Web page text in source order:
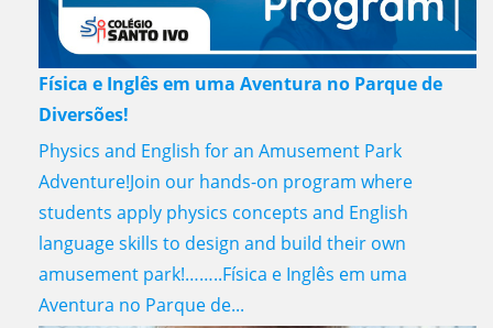
Física e Inglês em uma Aventura no Parque de
Diversões!
Physics and English for an Amusement Park
Adventure!Join our hands-on program where
students apply physics concepts and English
language skills to design and build their own
amusement park!……..Física e Inglês em uma
Aventura no Parque de...